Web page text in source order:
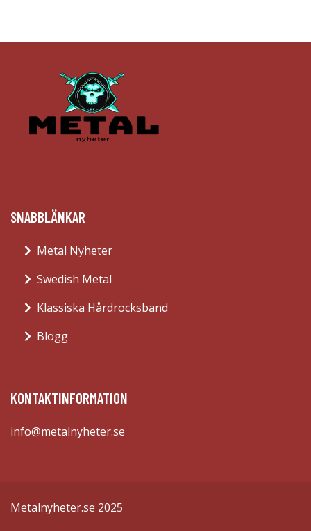
SNABBLÄNKAR
Metal Nyheter
Swedish Metal
Klassiska Hårdrocksband
Blogg
KONTAKTINFORMATION
info@metalnyheter.se
Metalnyheter.se 2025